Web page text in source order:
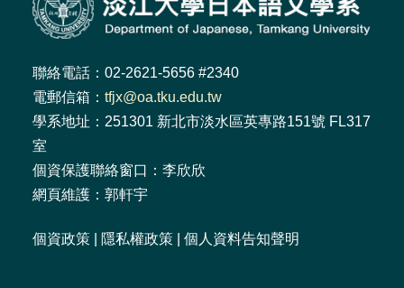
聯絡電話：02-2621-5656 #2340
電郵信箱： tfjx@oa.tku.edu.tw
學系地址：251301 新北市淡水區英專路151號 FL317
室
個資保護聯絡窗口：李欣欣
網頁維護：郭軒宇
個資政策 隱私權政策 個人資料告知聲明